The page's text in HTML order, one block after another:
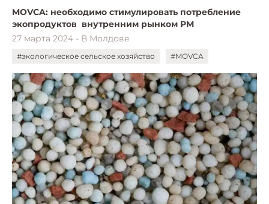
MOVCA: необходимо стимулировать потребление
экопродуктов внутренним рынком РМ
27 марта 2024 - В Молдове
#экологическое сельское хозяйство #MOVCA